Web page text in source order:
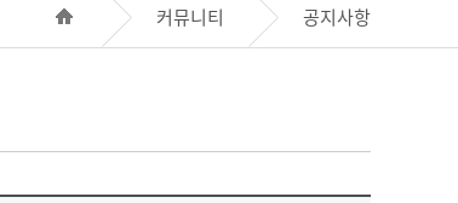
커뮤니티 공지사항